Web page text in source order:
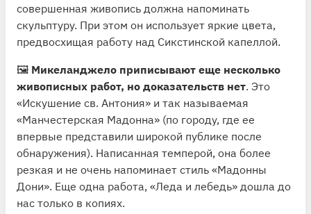
совершенная живопись должна напоминать
скульптуру. При этом он использует яркие цвета,
предвосхищая работу над Сикстинской капеллой.
🖼 Микеланджело приписывают еще несколько
живописных работ, но доказательств нет. Это
«Искушение св. Антония» и так называемая
«Манчестерская Мадонна» (по городу, где ее
впервые представили широкой публике после
обнаружения). Написанная темперой, она более
резкая и не очень напоминает стиль «Мадонны
Дони». Еще одна работа, «Леда и лебедь» дошла до
нас только в копиях.